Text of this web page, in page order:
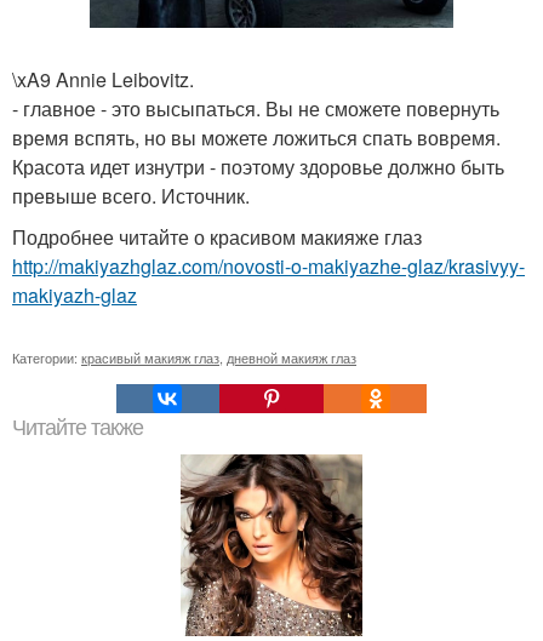
\xA9 Annie Leibovitz.
- главное - это высыпаться. Вы не сможете повернуть
время вспять, но вы можете ложиться спать вовремя.
Красота идет изнутри - поэтому здоровье должно быть
превыше всего. Источник.
Подробнее читайте о красивом макияже глаз
http://makiyazhglaz.com/novosti-o-makiyazhe-glaz/krasivyy-
makiyazh-glaz
Категории: красивый макияж глаз дневной макияж глаз
Читайте также